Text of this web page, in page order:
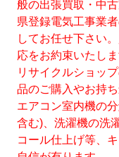
般の出張買取・中
県登録電気工事業
してお任せ下さい
応をお約束いたしま
リサイクルショッ
品のご購入やお持
エアコン室内機の
含む)、洗濯機の洗
コール仕上げ等、